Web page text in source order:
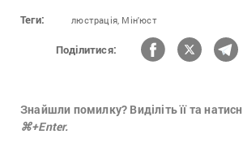
Теги: люстрація, Мін'юст
Поділитися:
Знайшли помилку? Виділіть її та
⌘+Enter.